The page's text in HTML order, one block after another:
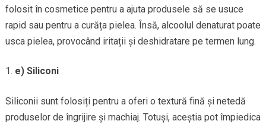
folosit în cosmetice pentru a ajuta produsele să se usuce
rapid sau pentru a curăța pielea. Însă, alcoolul denaturat poate
usca pielea, provocând iritații și deshidratare pe termen lung.
e) Siliconi
Siliconii sunt folosiți pentru a oferi o textură fină și netedă
produselor de îngrijire și machiaj. Totuși, aceștia pot împiedica